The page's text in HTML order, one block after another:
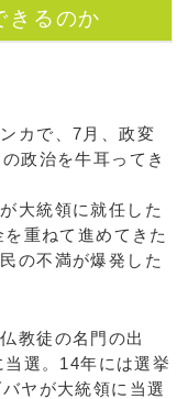
きるのか
カで、7月、政変
政治を牛耳ってき
大統領に就任した
重ねて進めてきた
の不満が爆発した
教徒の名門の出
選。14年には選挙
ヤが大統領に当選